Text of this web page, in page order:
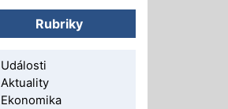
Rubriky
Události
Aktuality
Ekonomika